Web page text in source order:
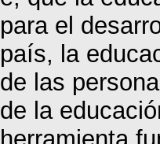
para el
país, la
de las
de la